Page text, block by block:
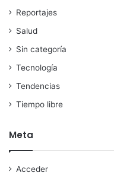
Reportajes
Salud
Sin categoría
Tecnología
Tendencias
Tiempo libre
Meta
Acceder